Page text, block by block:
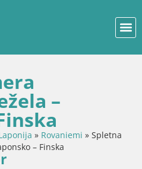
–
» Rovaniemi » Spletna
– Finska